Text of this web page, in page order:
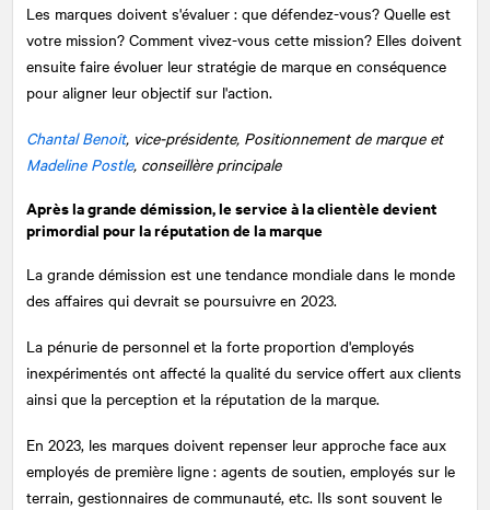
Les marques doivent s'évaluer : que défendez-vous? Quelle est
votre mission? Comment vivez-vous cette mission? Elles doivent
ensuite faire évoluer leur stratégie de marque en conséquence
pour aligner leur objectif sur l'action.
Chantal Benoit, vice-présidente, Positionnement de marque et
Madeline Postle, conseillère principale
Après la grande démission, le service à la clientèle devient
primordial pour la réputation de la marque
La grande démission est une tendance mondiale dans le monde
des affaires qui devrait se poursuivre en 2023.
La pénurie de personnel et la forte proportion d'employés
inexpérimentés ont affecté la qualité du service offert aux clients
ainsi que la perception et la réputation de la marque.
En 2023, les marques doivent repenser leur approche face aux
employés de première ligne : agents de soutien, employés sur le
terrain, gestionnaires de communauté, etc. Ils sont souvent le